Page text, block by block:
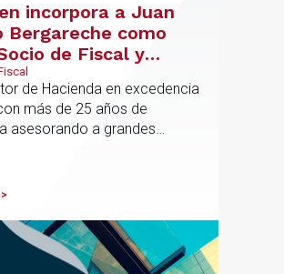
incorpora a Juan
Bergareche como
de Fiscal y
de la práctica
Fiscalidad Local
de Hacienda en excedencia
más de 25 años de
asesorando a grandes
en los sectores